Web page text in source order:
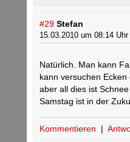
#29 Stefan
15.03.2010 um 08:14 Uhr
Natürlich. Man kann
kann versuchen
aber all dies ist
Samstag ist in der
Kommentieren |